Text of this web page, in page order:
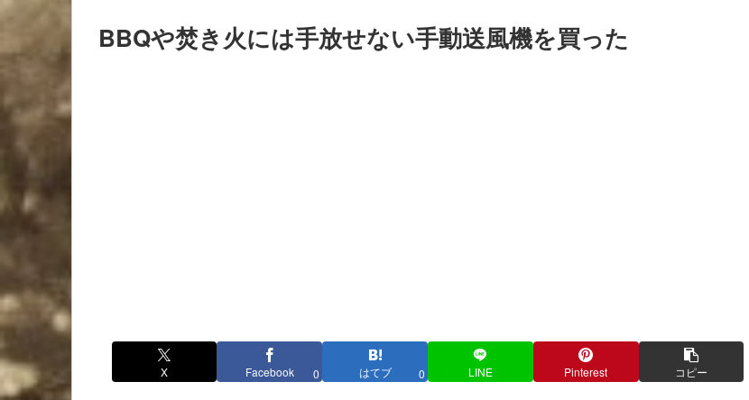
BBQや焚き火には手放せない手動送風機を買った
X Facebook 0 はてブ 0 LINE Pinterest コピー